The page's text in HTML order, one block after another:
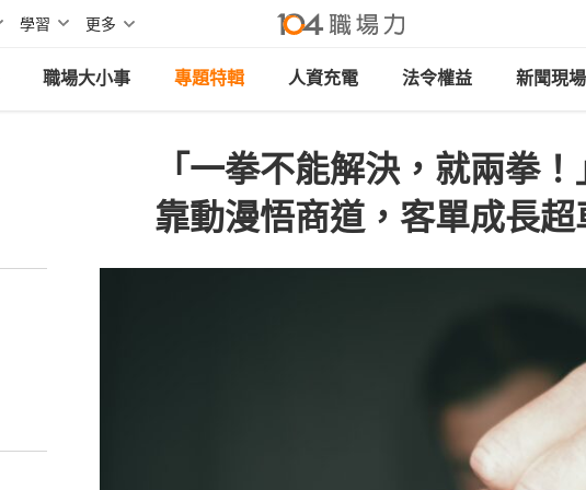
學習 更多
職場大小事 專題特輯 人資充電 法令權益 新聞現場
「一拳不能解決，就兩拳
靠動漫悟商道，客單成長